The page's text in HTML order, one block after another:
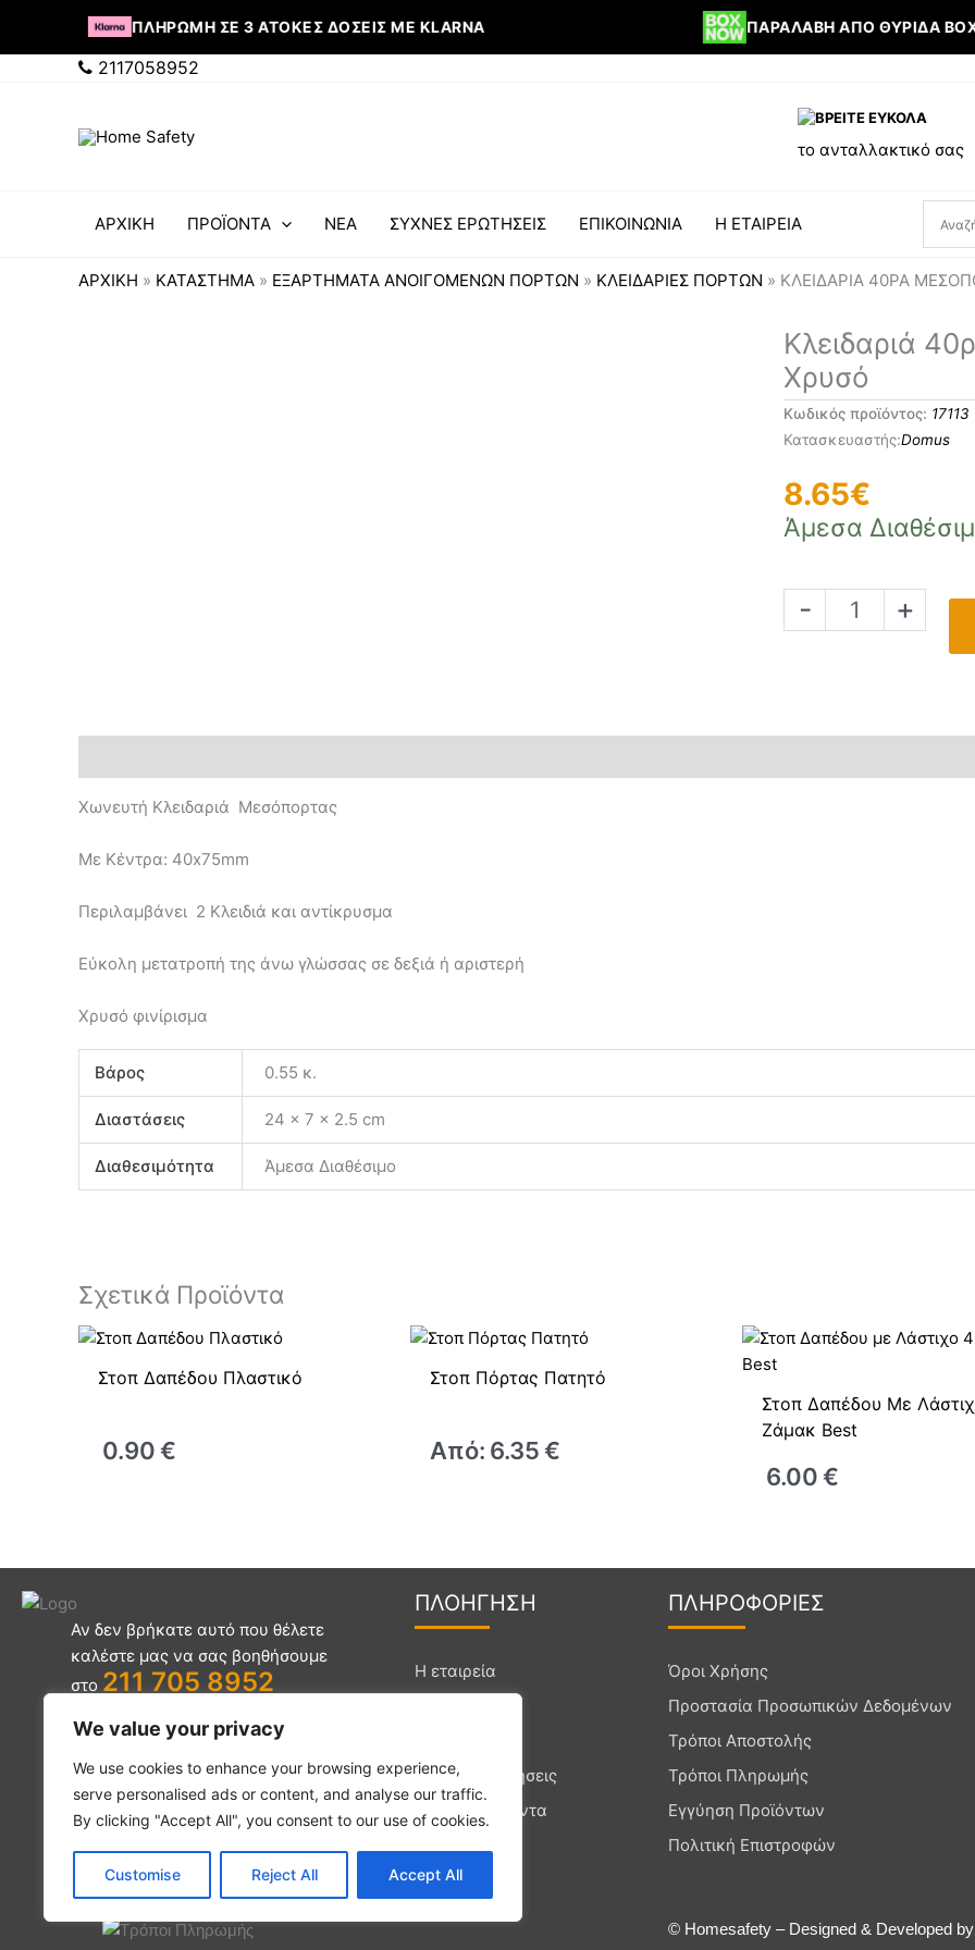
We value your privacy
We use cookies to enhance your browsing experience,
serve personalised ads or content, and analyse our traffic.
By clicking "Accept All", you consent to our use of cookies.
Customise Reject All Accept All
ΠΛΗΡΩΜΉ ΣΕ 3 ΆΤΟΚΕΣ ΔΌΣΕΙΣ ΜΕ KLARNA ΠΑΡΑΛΑΒΉ ΑΠΌ ΘΥΡΊΔΑ BOX
περιεχόμενο 2117058952
ΒΡΕΙΤΕ ΕΥΚΟΛΑ
το ανταλλακτικό σας
ΑΡΧΙΚΗ ΠΡΟΪΟΝΤΑ ΝΕΑ ΣΥΧΝΕΣ ΕΡΩΤΗΣΕΙΣ ΕΠΙΚΟΙΝΩΝΙΑ Η ΕΤΑΙΡΕΙΑ
ΑΡΧΙΚΉ » ΚΑΤΆΣΤΗΜΑ » ΕΞΑΡΤΗΜΑΤΑ ΑΝΟΙΓΟΜΕΝΩΝ ΠΟΡΤΩΝ » ΚΛΕΙΔΑΡΙΕΣ ΠΟΡΤΩΝ » ΚΛΕΙΔΑΡΙΆ 40ΡΑ
Κλειδαριά
Χρυσό
Κωδικός προϊόντος: 17113
Domus
8.65€
Άμεσα
-
Κλειδαριά
40ρα
+
Χωνευτή Κλειδαριά Μεσόπορτας
Με Κέντρα: 40x75mm
Περιλαμβάνει 2 Κλειδιά και αντίκρυσμα
Εύκολη μετατροπή της άνω γλώσσας σε δεξιά ή αριστερή
Χρυσό φινίρισμα
Βάρος 0.55 κ.
Διαστάσεις 24 × 7 × 2.5 cm
Διαθεσιμότητα Άμεσα Διαθέσιμο
Σχετικά Προϊόντα
Στοπ Δαπέδου Πλαστικό
0.90€
Στοπ Πόρτας Πατητό
Από: 6.35€
Στοπ Δαπέδου Με
Ζάμακ Best
6.00€
Αν δεν βρήκατε αυτό που θέλετε
καλέστε μας να σας βοηθήσουμε
στο 211 705 8952
Χλόης 66 ,
Μεταμόρφωση Αττικής 144 52
info@homesafety.gr
F
a
I
n
Y
o
ΠΛΟΗΓΗΣΗ
Η εταιρεία
Συχνές Ερωτήσεις
Όλα τα προϊόντα
ΠΛΗΡΟΦΟΡΙΕΣ
Όροι Χρήσης
Προστασία Προσωπικών Δεδομένων
Τρόποι Αποστολής
Τρόποι Πληρωμής
Εγγύηση Προϊόντων
Πολιτική Επιστροφών
© Homesafety – Designed & Developed